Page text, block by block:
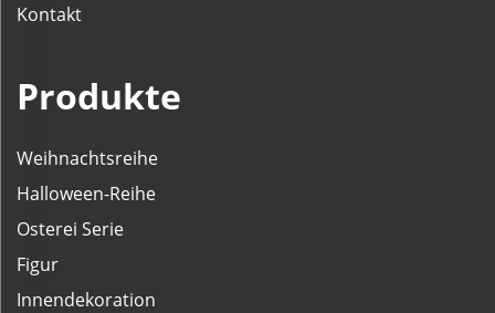
Kontakt
Produkte
Weihnachtsreihe
Halloween-Reihe
Osterei Serie
Figur
Innendekoration